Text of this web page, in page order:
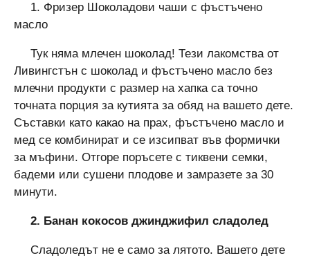
1. Фризер Шоколадови чаши с фъстъчено
масло
Тук няма млечен шоколад! Тези лакомства от
Ливингстън с шоколад и фъстъчено масло без
млечни продукти с размер на хапка са точно
точната порция за кутията за обяд на вашето дете.
Съставки като какао на прах, фъстъчено масло и
мед се комбинират и се изсипват във формички
за мъфини. Отгоре поръсете с тиквени семки,
бадеми или сушени плодове и замразете за 30
минути.
2. Банан кокосов джинджифил сладолед
Сладоледът не е само за лятото. Вашето дете